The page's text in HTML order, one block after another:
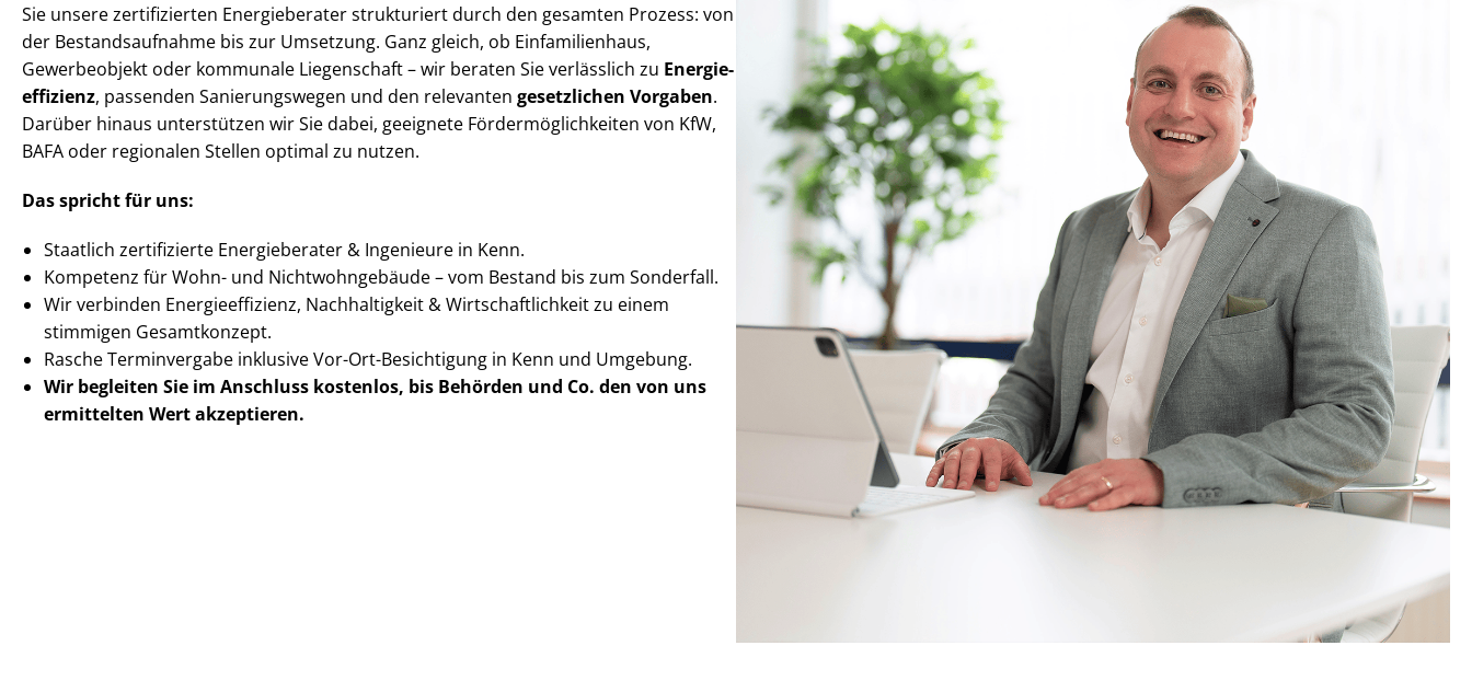
Sie unsere zertifizierten Energieberater strukturiert durch den gesamten Prozess: von
der Be­stands­auf­nah­me bis zur Umsetzung. Ganz gleich, ob Einfamilienhaus,
Gewerbeobjekt oder kommunale Liegenschaft – wir beraten Sie verlässlich zu En­er­gie­
ef­fi­zi­enz, passenden Sanierungswegen und den relevanten gesetzlichen Vorgaben.
Darüber hinaus unterstützen wir Sie dabei, geeignete För­der­mög­lich­kei­ten von KfW,
BAFA oder regionalen Stellen optimal zu nutzen.
Das spricht für uns:
Staatlich zertifizierte Energieberater & Ingenieure in Kenn.
Kompetenz für Wohn- und Nicht­wohn­ge­bäu­de – vom Bestand bis zum Sonderfall.
Wir verbinden En­er­gie­ef­fi­zi­enz, Nachhaltigkeit & Wirt­schaft­lich­keit zu einem
stimmigen Gesamtkonzept.
Rasche Terminvergabe inklusive Vor-Ort-Besichtigung in Kenn und Umgebung.
Wir begleiten Sie im Anschluss kostenlos, bis Behörden und Co. den von uns
ermittelten Wert akzeptieren.